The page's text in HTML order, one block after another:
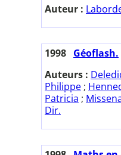
Auteur :
1998 Géoflash.
Auteurs :
Philippe ;
Patricia ;
Dir.